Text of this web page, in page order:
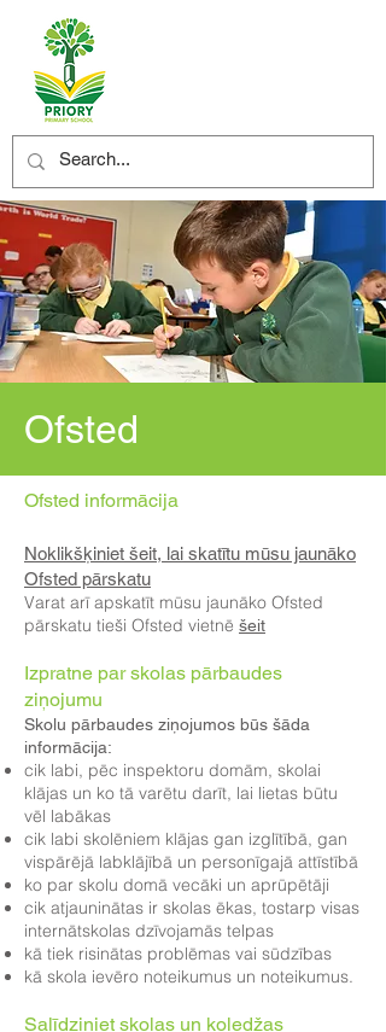
Ofsted
Ofsted informācija
Noklikšķiniet šeit, lai skatītu mūsu jaunāko
Ofsted pārskatu
Varat arī apskatīt mūsu jaunāko Ofsted
pārskatu tieši Ofsted vietnē šeit
Izpratne par skolas pārbaudes
ziņojumu
Skolu pārbaudes ziņojumos būs šāda
informācija:
cik labi, pēc inspektoru domām, skolai
klājas un ko tā varētu darīt, lai lietas būtu
vēl labākas
cik labi skolēniem klājas gan izglītībā, gan
vispārējā labklājībā un personīgajā attīstībā
ko par skolu domā vecāki un aprūpētāji
cik atjauninātas ir skolas ēkas, tostarp visas
internātskolas dzīvojamās telpas
kā tiek risinātas problēmas vai sūdzības
kā skola ievēro noteikumus un noteikumus.
Salīdziniet skolas un koledžas